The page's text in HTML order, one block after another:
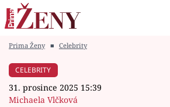
Módní alarm
Prima Ženy ■ Celebrity
CELEBRITY
31. prosince 2025 15:39
Michaela Vlčková